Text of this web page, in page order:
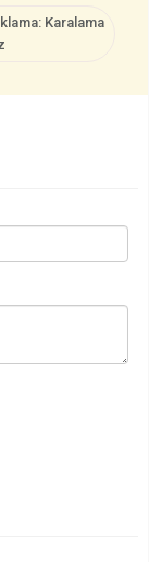
Karalama